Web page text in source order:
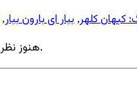
کیهان کلهر, ببار ای بارون ببار,
هنوز نظری اضافه نشده است. شما اولین نظر را بدهید.